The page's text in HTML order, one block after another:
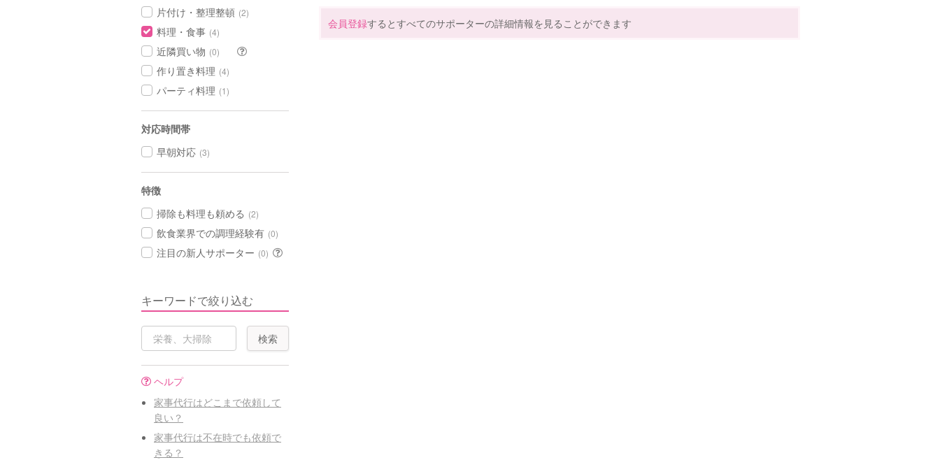
片付け・整理整頓 (2)
料理・食事 (4)
近隣買い物 (0)
作り置き料理 (4)
パーティ料理 (1)
対応時間帯
早朝対応 (3)
特徴
掃除も料理も頼める (2)
飲食業界での調理経験有 (0)
注目の新人サポーター (0)
キーワードで絞り込む
ヘルプ
家事代行はどこまで依頼して
良い？
家事代行は不在時でも依頼で
きる？
会員登録するとすべてのサポーターの詳細情報を見ることができます